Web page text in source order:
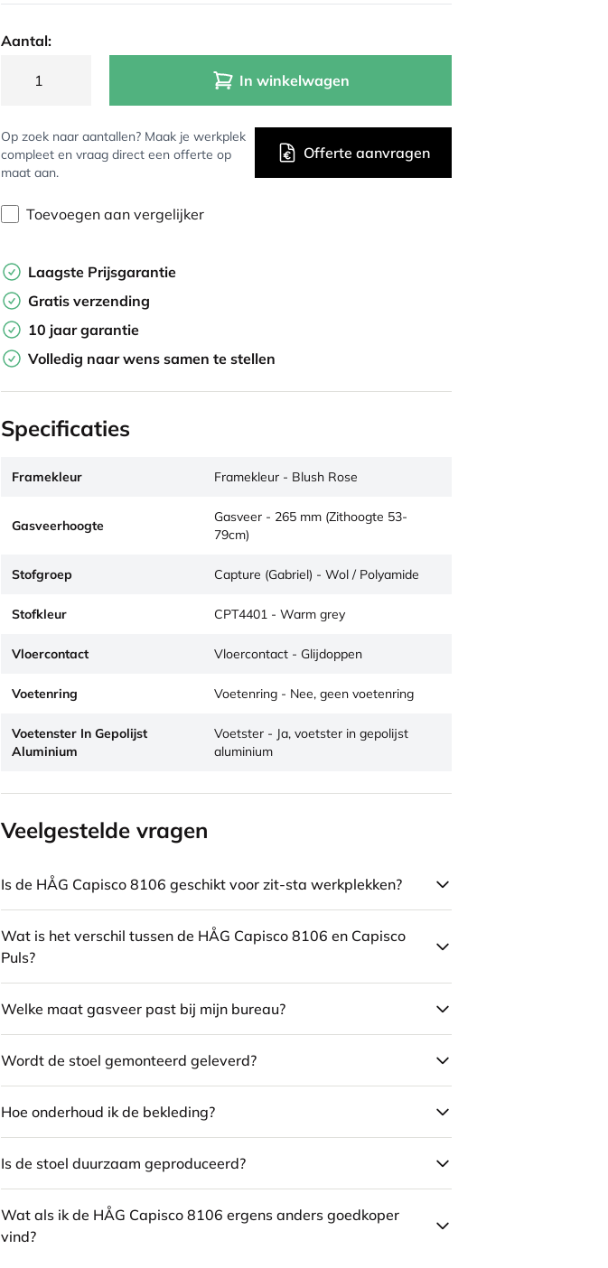
Aantal:
In winkelwagen
Op zoek naar aantallen? Maak je werkplek
compleet en vraag direct een offerte op
maat aan.
Offerte aanvragen
Toevoegen aan vergelijker
Laagste Prijsgarantie
Gratis verzending
10 jaar garantie
Volledig naar wens samen te stellen
Specificaties
Framekleur Framekleur - Blush Rose
Gasveerhoogte
Gasveer - 265 mm (Zithoogte 53-
79cm)
Stofgroep Capture (Gabriel) - Wol / Polyamide
Stofkleur CPT4401 - Warm grey
Vloercontact Vloercontact - Glijdoppen
Voetenring Voetenring - Nee, geen voetenring
Voetenster In Gepolijst
Aluminium
Voetster - Ja, voetster in gepolijst
aluminium
Veelgestelde vragen
Is de HÅG Capisco 8106 geschikt voor zit-sta werkplekken?
Wat is het verschil tussen de HÅG Capisco 8106 en Capisco
Puls?
Welke maat gasveer past bij mijn bureau?
Wordt de stoel gemonteerd geleverd?
Hoe onderhoud ik de bekleding?
Is de stoel duurzaam geproduceerd?
Wat als ik de HÅG Capisco 8106 ergens anders goedkoper
vind?